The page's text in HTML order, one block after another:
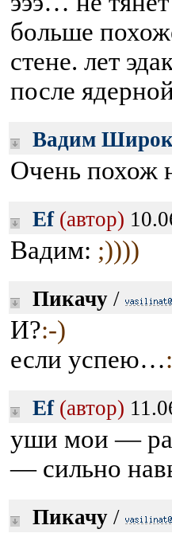
больше
стене. лет
после
Вадим
Очень похож
Ef (автор)
Вадим: ;))))
Пикачу /
И?:-)
если успею…
Ef (автор)
уши мои —
— сильно
Пикачу /